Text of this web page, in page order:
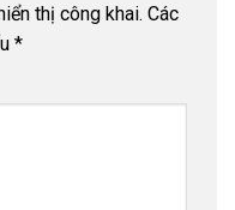
thị công khai. Các
*